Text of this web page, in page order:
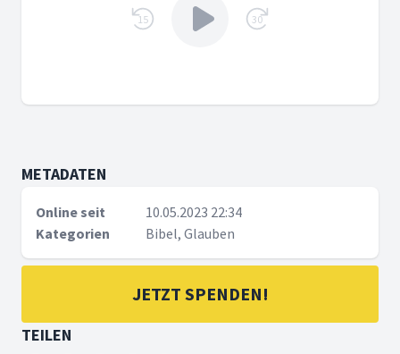
15 30
METADATEN
Online seit
10.05.2023 22:34
Kategorien
Bibel, Glauben
JETZT SPENDEN!
TEILEN